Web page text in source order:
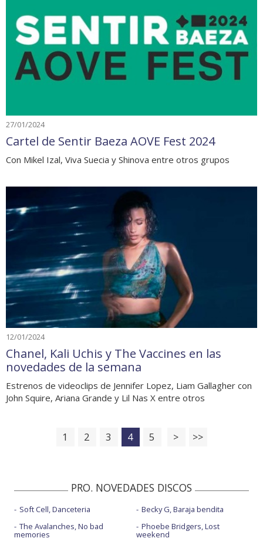
27/01/2024
Cartel de Sentir Baeza AOVE Fest 2024
Con Mikel Izal, Viva Suecia y Shinova entre otros grupos
12/01/2024
Chanel, Kali Uchis y The Vaccines en las
novedades de la semana
Estrenos de videoclips de Jennifer Lopez, Liam Gallagher con
John Squire, Ariana Grande y Lil Nas X entre otros
1 2 3 4 5 > >>
PRO. NOVEDADES DISCOS
Soft Cell, Danceteria
The Avalanches, No bad
memories
Becky G, Baraja bendita
Phoebe Bridgers, Lost
weekend